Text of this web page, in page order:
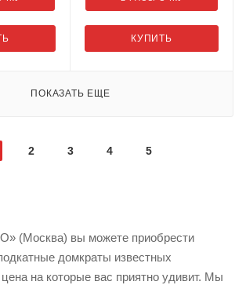
КУПИТЬ
ПОКАЗАТЬ ЕЩЕ
2 3 4 5
(Москва) вы можете приобрести
домкраты известных
на которые вас приятно удивит. Мы